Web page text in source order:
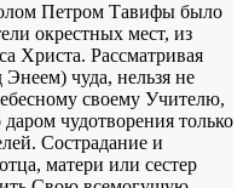
Петром Тавифы было
окрестных мест, из
Христа. Рассматривая
Энеем) чуда, нельзя не
своему Учителю,
чудотворения только
Сострадание и
матери или сестер